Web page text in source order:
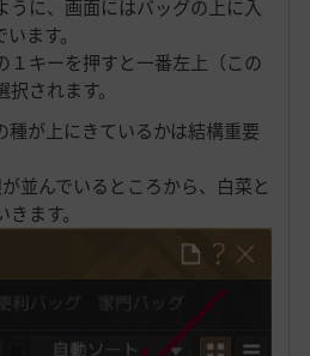
うに、画面にはバッグの上に入
ます。
１キーを押すと一番左上（この
されます。
種が上にきているかは結構重要
並んでいるところから、白菜と
ます。